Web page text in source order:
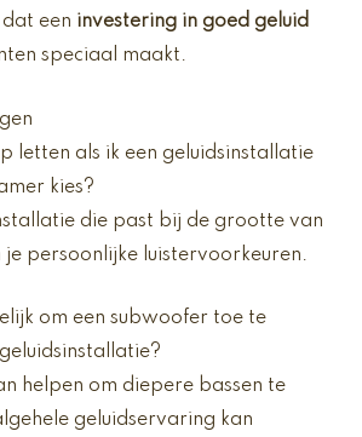
een investering in goed geluid
speciaal maakt.
letten als ik een geluidsinstallatie
kies?
die past bij de grootte van
je persoonlijke luistervoorkeuren.
om een subwoofer toe te
helpen om diepere bassen te
geluidservaring kan